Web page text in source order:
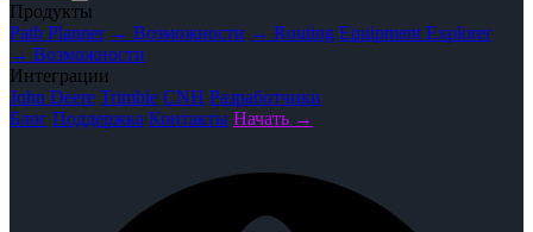
Продукты
Path Planner → Возможности → Routing Equipment Explorer
→ Возможности
Интеграции
John Deere Trimble CNH Разработчики
Блог Поддержка Контакты Начать →